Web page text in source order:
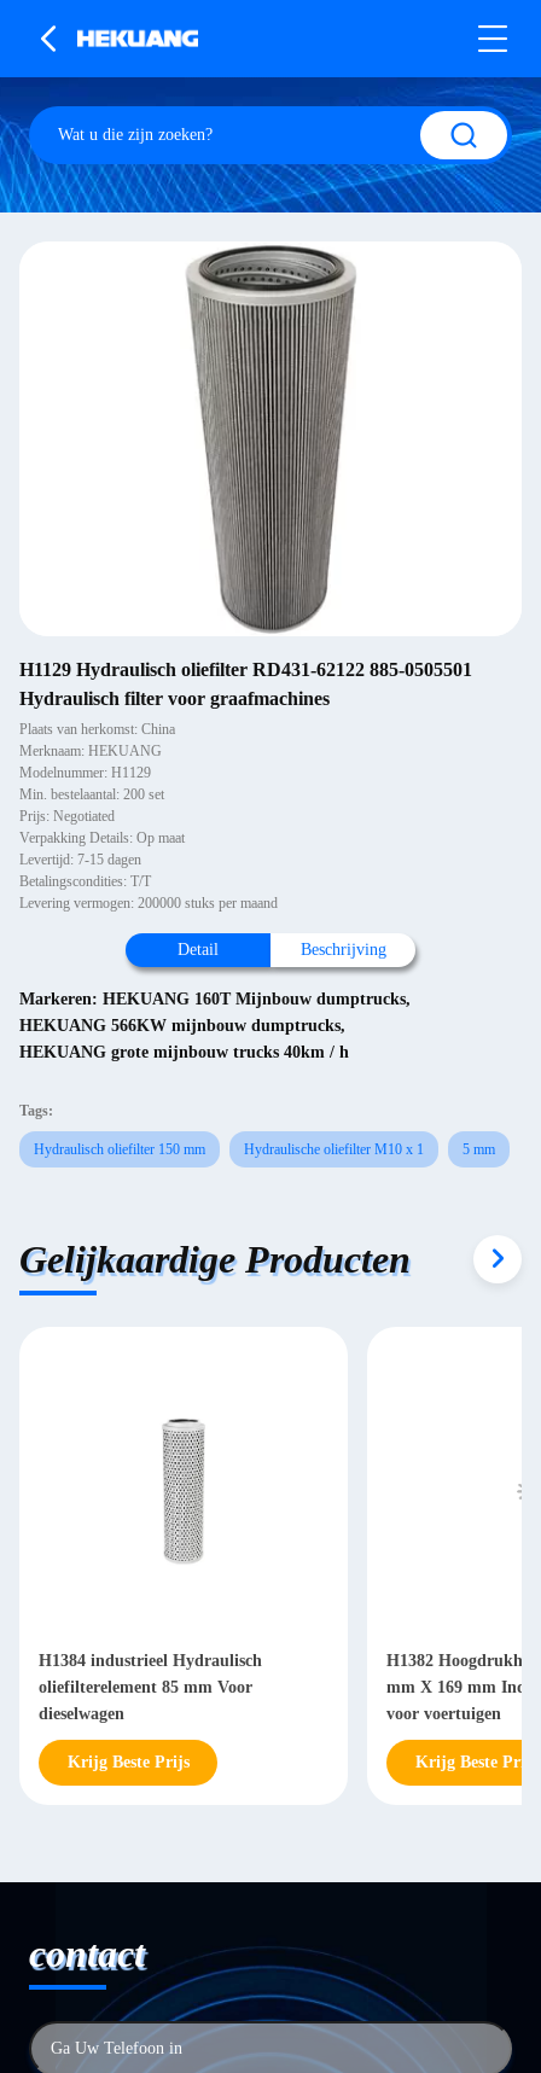
H1129 Hydraulisch oliefilter RD431-62122 885-0505501
Hydraulisch filter voor graafmachines
Plaats van herkomst: China
Merknaam: HEKUANG
Modelnummer: H1129
Min. bestelaantal: 200 set
Prijs: Negotiated
Verpakking Details: Op maat
Levertijd: 7-15 dagen
Betalingscondities: T/T
Levering vermogen: 200000 stuks per maand
Detail Beschrijving
Markeren: HEKUANG 160T Mijnbouw dumptrucks,
HEKUANG 566KW mijnbouw dumptrucks,
HEKUANG grote mijnbouw trucks 40km / h
Tags:
Hydraulisch oliefilter 150 mm Hydraulische oliefilter M10 x 1 5 mm
Gelijkaardige Producten
H1384 industrieel Hydraulisch
oliefilterelement 85 mm Voor
dieselwagen
Krijg Beste Prijs
H1382
mm X 169 mm
voor voertuigen
Krijg Beste Prijs
contact